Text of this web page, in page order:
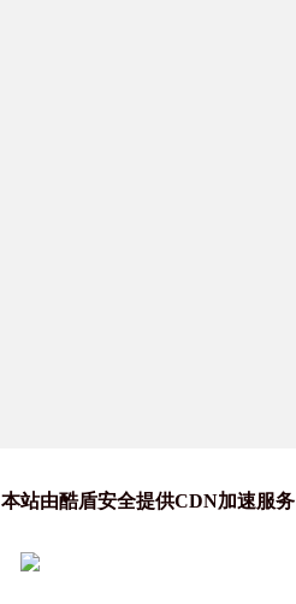
本站由酷盾安全提供CDN加速服务